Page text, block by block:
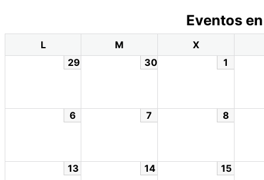
Eventos
L M
X
29
30 1
6 7 8
13 14 15